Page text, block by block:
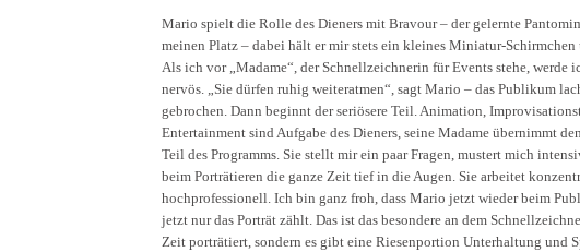
Mario spielt die Rolle des Dieners mit Bravour – der gelernte
meinen Platz – dabei hält er mir stets ein kleines Miniatur-Schirmchen
Als ich vor „Madame“, der Schnellzeichnerin für Events stehe, werde
nervös. „Sie dürfen ruhig weiteratmen“, sagt Mario – das Publikum
gebrochen. Dann beginnt der seriösere Teil. Animation,
Entertainment sind Aufgabe des Dieners, seine Madame übernimmt
Teil des Programms. Sie stellt mir ein paar Fragen, mustert mich
beim Porträtieren die ganze Zeit tief in die Augen. Sie arbeitet
hochprofessionell. Ich bin ganz froh, dass Mario jetzt wieder beim
jetzt nur das Porträt zählt. Das ist das besondere an dem
Zeit porträtiert, sondern es gibt eine Riesenportion Unterhaltung und